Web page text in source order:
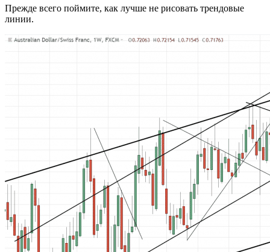
Прежде всего поймите, как лучше не рисовать трендовые
линии.